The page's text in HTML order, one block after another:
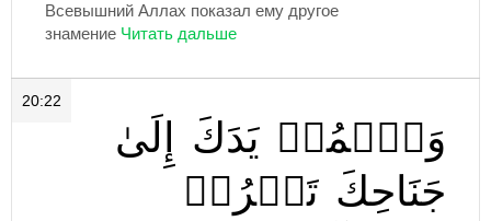
Всевышний Аллах показал ему другое
знамение
20:22
وَٱضۡمُمۡ يَدَكَ
إِلَىٰ
جَنَاحِكَ تَخۡرُجۡ